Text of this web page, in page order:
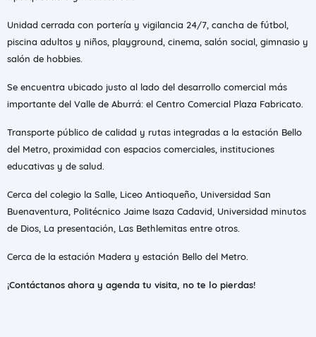
Unidad cerrada con portería y vigilancia 24/7, cancha de fútbol,
piscina adultos y niños, playground, cinema, salón social, gimnasio y
salón de hobbies.
Se encuentra ubicado justo al lado del desarrollo comercial más
importante del Valle de Aburrá: el Centro Comercial Plaza Fabricato.
Transporte público de calidad y rutas integradas a la estación Bello
del Metro, proximidad con espacios comerciales, instituciones
educativas y de salud.
Cerca del colegio la Salle, Liceo Antioqueño, Universidad San
Buenaventura, Politécnico Jaime Isaza Cadavid, Universidad minutos
de Dios, La presentación, Las Bethlemitas entre otros.
Cerca de la estación Madera y estación Bello del Metro.
¡Contáctanos ahora y agenda tu visita, no te lo pierdas!